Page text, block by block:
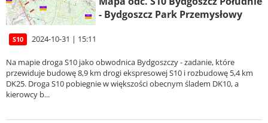
- Bydgoszcz Park Przemysłowy
S10 2024-10-31 | 15:11
Na mapie droga S10 jako obwodnica Bydgoszczy - zadanie, które
przewiduje budowę 8,9 km drogi ekspresowej S10 i rozbudowę 5,4 km
DK25. Droga S10 pobiegnie w większości obecnym śladem DK10, a
kierowcy b...